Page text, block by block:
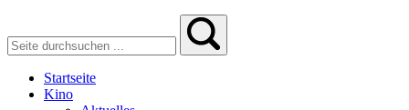
Startseite
Kino